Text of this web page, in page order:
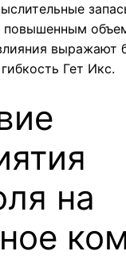
повышенным
выражают
Гет Икс.
на